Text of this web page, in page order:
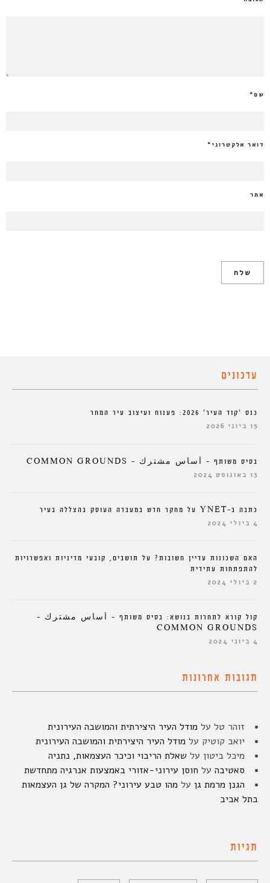
שם*
דואר אלקטרוני *
אתר
עדכונים
כנס ‘קוד העיר’ 2026: פענוח ועיצוב עיר המחר
15 ביוני 2026
בסיס משותף – أساس مشترك – COMMON GROUNDS
13 באוגוסט 2024
כתבה ב-YNET על מחקר חדש במעבדה העוסק בהצללה בעיר
4 ביולי 2024
האם השכונות עדיין חשובות? על תושבים, קובעי מדיניות ואפשרויות
להתפתחות עתידית
2 ביולי 2024
קול קורא לתחרות בנושא: בסיס משותף – أساس مشترك –
COMMON GROUNDS
4 ביוני 2024
תגובות אחרונות
זוהר טל על מודל העיר היצירתית והמושבה העירונית
יואב קוטיק על מודל העיר היצירתית והמושבה העירונית
מיכל ביטון על שאלת הריבוי וכיכר העצמאות, נתניה
סאטיבה על חוסן עירוני-אזורי באמצעות אנרגיה מתחדשת
הגנן מרמת גן על מהו טבע עירוני? המקרה של גן העצמאות
בתל אביב
תגיות